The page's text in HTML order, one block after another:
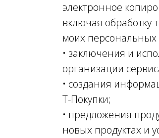
электронное
включая обработку
моих персональных
• заключения и
организации
• создания
Т-Покупки;
• предложения
новых продуктах и